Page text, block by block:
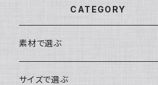
CATEGORY
素材で選ぶ
ブビンガ
サイズで選ぶ